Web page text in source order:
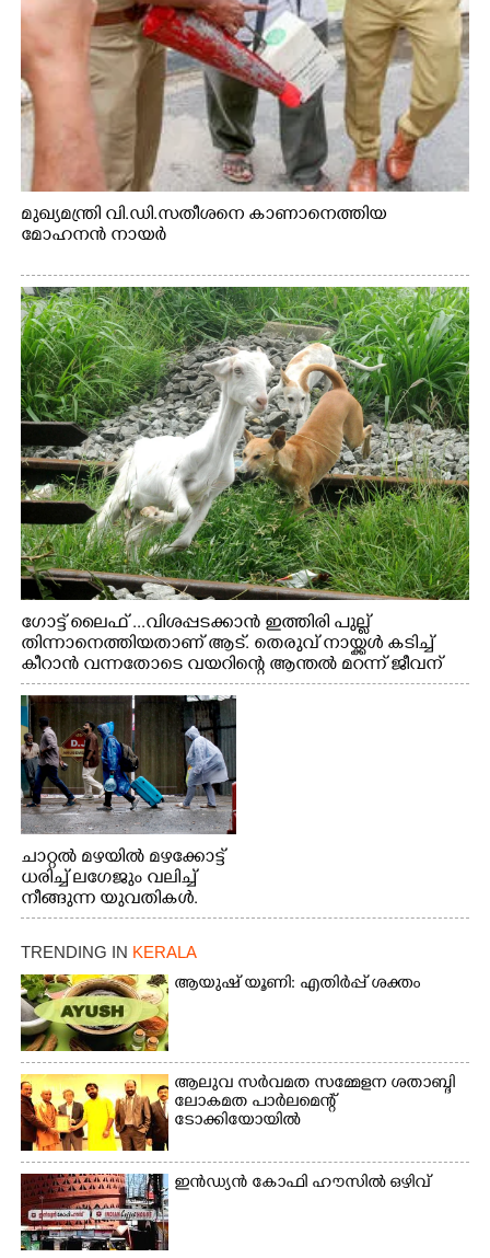
മുഖ്യമന്ത്രി വി.ഡി.സതീശനെ കാണാനെത്തിയ
മോഹനൻ നായർ
ഗോട്ട് ലൈഫ് ...വിശപ്പടക്കാൻ ഇത്തിരി പുല്ല്
തിന്നാനെത്തിയതാണ് ആട്. തെരുവ് നായ്ക്കൾ കടിച്ച്
കീറാൻ വന്നതോടെ വയറിന്റെ ആന്തൽ മറന്ന് ജീവന്
വേണ്ടിയായി ഓട്ടം. എറണാകുളം വാത്തുരുത്തിയിൽ
നിന്നുള്ള കാഴ്ച
ചാറ്റൽ മഴയിൽ മഴക്കോട്ട്
ധരിച്ച് ലഗേജും വലിച്ച്
നീങ്ങുന്ന യുവതികൾ.
എറണാകുളം മേനകയിൽ
നിന്നുള്ള കാഴ്ച
TRENDING IN KERALA
ആയുഷ് യൂണി: എതിർപ്പ് ശക്തം
ആലുവ സർവമത സമ്മേളന ശതാബ്ദി
ലോകമത പാർലമെന്റ്
ടോക്കിയോയിൽ
ഇൻഡ്യൻ കോഫി ഹൗസിൽ ഒഴിവ്